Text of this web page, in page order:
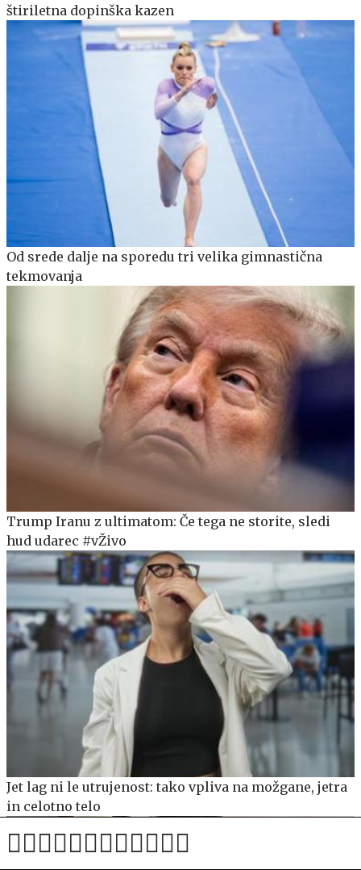
štiriletna dopinška kazen
Od srede dalje na sporedu tri velika gimnastična
tekmovanja
Trump Iranu z ultimatom: Če tega ne storite, sledi
hud udarec #vŽivo
Jet lag ni le utrujenost: tako vpliva na možgane, jetra
in celotno telo